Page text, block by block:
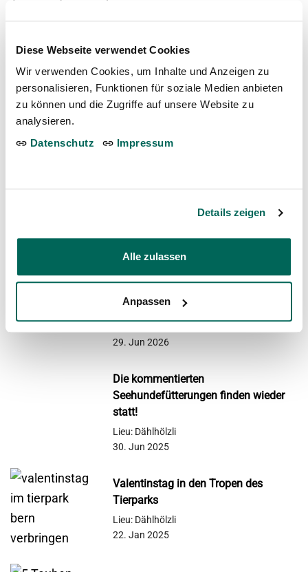
Diese Webseite verwendet Cookies
Wir verwenden Cookies, um Inhalte und Anzeigen zu
personalisieren, Funktionen für soziale Medien anbieten
zu können und die Zugriffe auf unsere Website zu
analysieren.
Datenschutz
Impressum
Details zeigen
Alle zulassen
Anpassen
Danke für Ihrer Unterstützung
Der Tierpark Bern ist glücklich, dass Tiere aus dem
WisentWald von Bern immer wieder in die grosse
weite Welt ziehen können. Ein herzlicher Dank geht
darum auch an die Tierpatinnen und –Paten des
Plus de nouvelles
zurück
29. Jun 2026
Die kommentierten
Seehundefütterungen finden wieder
statt!
Lieu: Dählhölzli
30. Jun 2025
Valentinstag in den Tropen des
Tierparks
Lieu: Dählhölzli
22. Jan 2025